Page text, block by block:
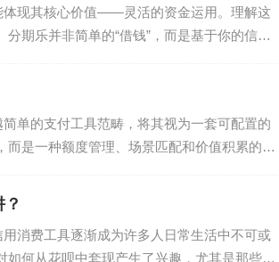
体现其核心价值——灵活的资金运用。理解这
期乐并非简单的“借钱”，而是基于你的信用
单的支付工具范畴，将其视为一套可配置的
是一种额度管理、场景匹配和价值积累的综
消费工具逐渐成为许多人日常生活中不可或
何从花呗中套现产生了兴趣，尤其是那些急